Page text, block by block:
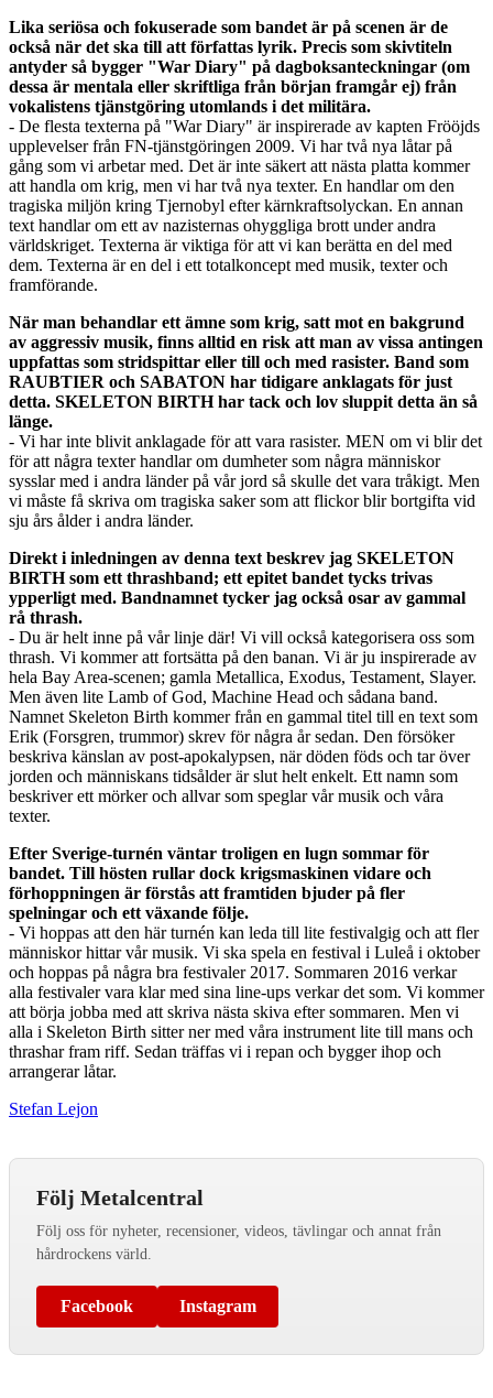
Lika seriösa och fokuserade som bandet är på scenen är de
också när det ska till att författas lyrik. Precis som skivtiteln
antyder så bygger "War Diary" på dagboksanteckningar (om
dessa är mentala eller skriftliga från början framgår ej) från
vokalistens tjänstgöring utomlands i det militära.
- De flesta texterna på "War Diary" är inspirerade av kapten Frööjds
upplevelser från FN-tjänstgöringen 2009. Vi har två nya låtar på
gång som vi arbetar med. Det är inte säkert att nästa platta kommer
att handla om krig, men vi har två nya texter. En handlar om den
tragiska miljön kring Tjernobyl efter kärnkraftsolyckan. En annan
text handlar om ett av nazisternas ohyggliga brott under andra
världskriget. Texterna är viktiga för att vi kan berätta en del med
dem. Texterna är en del i ett totalkoncept med musik, texter och
framförande.
När man behandlar ett ämne som krig, satt mot en bakgrund
av aggressiv musik, finns alltid en risk att man av vissa antingen
uppfattas som stridspittar eller till och med rasister. Band som
RAUBTIER och SABATON har tidigare anklagats för just
detta. SKELETON BIRTH har tack och lov sluppit detta än så
länge.
- Vi har inte blivit anklagade för att vara rasister. MEN om vi blir det
för att några texter handlar om dumheter som några människor
sysslar med i andra länder på vår jord så skulle det vara tråkigt. Men
vi måste få skriva om tragiska saker som att flickor blir bortgifta vid
sju års ålder i andra länder.
Direkt i inledningen av denna text beskrev jag SKELETON
BIRTH som ett thrashband; ett epitet bandet tycks trivas
ypperligt med. Bandnamnet tycker jag också osar av gammal
rå thrash.
- Du är helt inne på vår linje där! Vi vill också kategorisera oss som
thrash. Vi kommer att fortsätta på den banan. Vi är ju inspirerade av
hela Bay Area-scenen; gamla Metallica, Exodus, Testament, Slayer.
Men även lite Lamb of God, Machine Head och sådana band.
Namnet Skeleton Birth kommer från en gammal titel till en text som
Erik (Forsgren, trummor) skrev för några år sedan. Den försöker
beskriva känslan av post-apokalypsen, när döden föds och tar över
jorden och människans tidsålder är slut helt enkelt. Ett namn som
beskriver ett mörker och allvar som speglar vår musik och våra
texter.
Efter Sverige-turnén väntar troligen en lugn sommar för
bandet. Till hösten rullar dock krigsmaskinen vidare och
förhoppningen är förstås att framtiden bjuder på fler
spelningar och ett växande följe.
- Vi hoppas att den här turnén kan leda till lite festivalgig och att fler
människor hittar vår musik. Vi ska spela en festival i Luleå i oktober
och hoppas på några bra festivaler 2017. Sommaren 2016 verkar
alla festivaler vara klar med sina line-ups verkar det som. Vi kommer
att börja jobba med att skriva nästa skiva efter sommaren. Men vi
alla i Skeleton Birth sitter ner med våra instrument lite till mans och
thrashar fram riff. Sedan träffas vi i repan och bygger ihop och
arrangerar låtar.
Stefan Lejon
Följ Metalcentral
Följ oss för nyheter, recensioner, videos, tävlingar och annat från
hårdrockens värld.
Facebook Instagram